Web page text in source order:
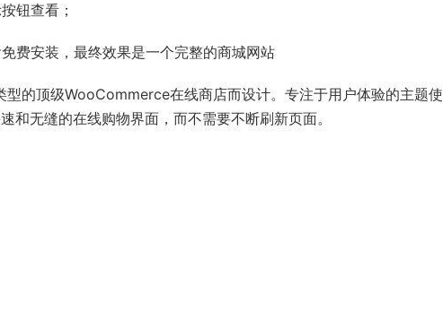
钮查看；
费安装，最终效果是一个完整的商城网站
的顶级WooCommerce在线商店​而设计。专注于用户体验的主题使
和无缝的在线购物界面​，而不需要不断刷新页面。